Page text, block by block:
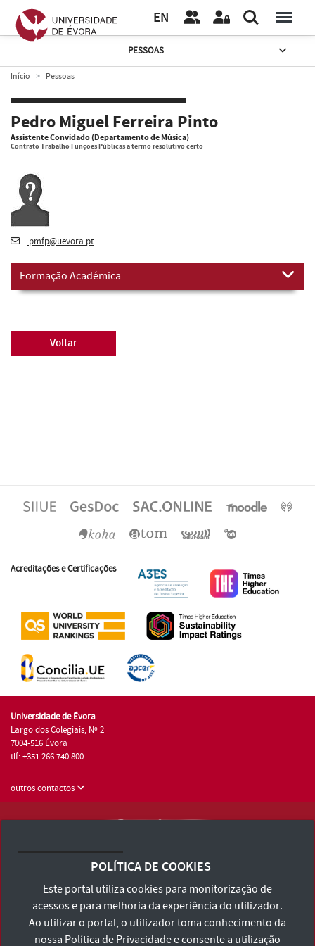
EN
PESSOAS
Início Pessoas
Pedro Miguel Ferreira Pinto
Assistente Convidado (Departamento de Música)
Contrato Trabalho Funções Públicas a termo resolutivo certo
pmfp@uevora.pt
Formação Académica
Voltar
Acreditações e Certificações
Universidade de Évora
Largo dos Colegiais, Nº 2
7004-516 Évora
tlf: +351 266 740 800
outros contactos
Consulte os Termos e Condições e Política de Privacidade
Declaração de Acessibilidade
POLÍTICA DE COOKIES
Este portal utiliza cookies para monitorização de
acessos e para melhoria da experiência do utilizador.
Ao utilizar o portal, o utilizador toma conhecimento da
nossa Política de Privacidadee consente a utilização